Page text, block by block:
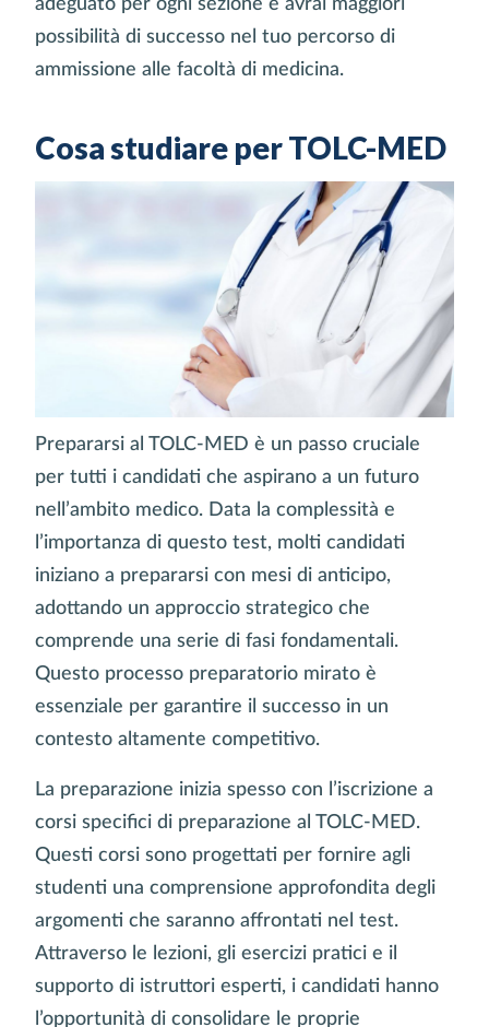
adeguato per ogni sezione e avrai maggiori
possibilità di successo nel tuo percorso di
ammissione alle facoltà di medicina.
Cosa studiare per TOLC-MED
Prepararsi al TOLC-MED è un passo cruciale
per tutti i candidati che aspirano a un futuro
nell’ambito medico. Data la complessità e
l’importanza di questo test, molti candidati
iniziano a prepararsi con mesi di anticipo,
adottando un approccio strategico che
comprende una serie di fasi fondamentali.
Questo processo preparatorio mirato è
essenziale per garantire il successo in un
contesto altamente competitivo.
La preparazione inizia spesso con l’iscrizione a
corsi specifici di preparazione al TOLC-MED.
Questi corsi sono progettati per fornire agli
studenti una comprensione approfondita degli
argomenti che saranno affrontati nel test.
Attraverso le lezioni, gli esercizi pratici e il
supporto di istruttori esperti, i candidati hanno
l’opportunità di consolidare le proprie